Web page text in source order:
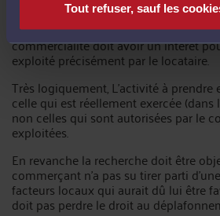
Tout refuser, sauf les
La Cour de cassation rappelle
modification matérielle des facteurs
commercialité doit avoir un intérêt
exploité précisément par le locataire.
Très logiquement, L'activité à
celle qui est réellement exercée (dans
non celles qui sont autorisées par le
exploitées.
En revanche la recherche doit être
commerçant n'a pas su tirer parti
facteurs locaux qui aurait dû lui être
doit pas perdre le droit au